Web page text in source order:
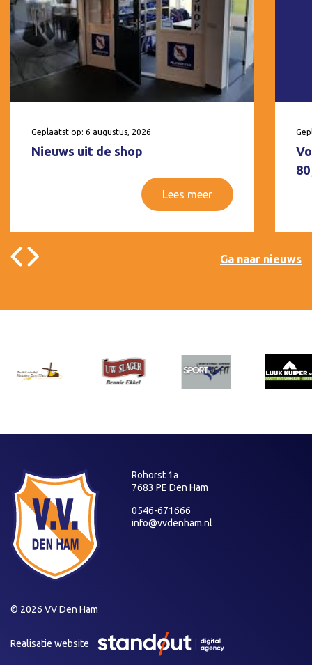
Geplaatst op: 6 augustus, 2026
Nieuws uit de shop
Lees meer
Ga naar nieuws
Rohorst 1a
7683 PE Den Ham
0546-671666
info@vvdenham.nl
© 2026 VV Den Ham
Realisatie website